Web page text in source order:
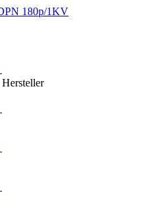
180p/1KV
Hersteller